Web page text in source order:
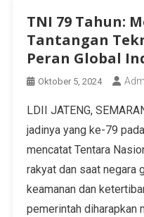
TNI 79 Tahun:
Tantangan
Peran Global
Oktober 5, 2024
LDII JATENG,
jadinya yang ke-79
mencatat Tentara
rakyat dan saat negara
keamanan dan
pemerintah diharapkan